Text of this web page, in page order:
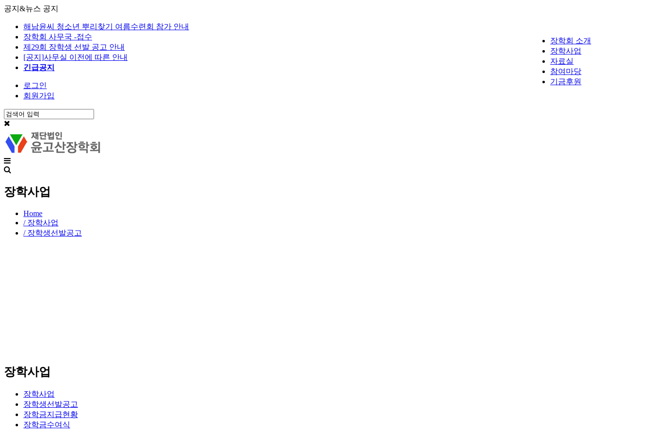
공지&뉴스 공지
해남윤씨 청소년 뿌리찾기 여름수련회 참가 안내
장학회 사무국 -접수
제29회 장학생 선발 공고 안내
[공지]사무실 이전에 따른 안내
긴급공지
로그인
회원가입
장학회 소개
장학사업
자료실
참여마당
기금후원
장학사업
Home
/ 장학사업
/ 장학생선발공고
장학사업
장학사업
장학생선발공고
장학금지급현황
장학금수여식